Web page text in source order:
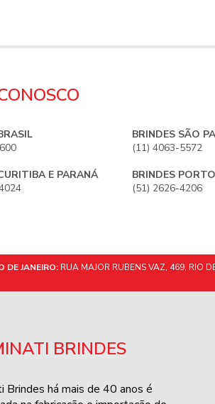
E PARANÁ
BRINDES SÃO
(11) 4063-5572
BRINDES
(51) 2626-4206
DE JANEIRO: RUA MAJOR RUBENS VAZ, 469, RIO
BRINDES
Brindes há mais de 40 anos é